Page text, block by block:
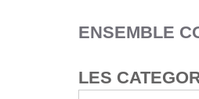
ENSEMBLE
LES